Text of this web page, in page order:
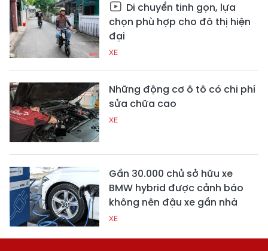
Di chuyển tinh gọn, lựa
chọn phù hợp cho đô thị hiện
đại
XE
Những động cơ ô tô có chi phí
sửa chữa cao
XE
Gần 30.000 chủ sở hữu xe
BMW hybrid được cảnh báo
không nên đậu xe gần nhà
XE